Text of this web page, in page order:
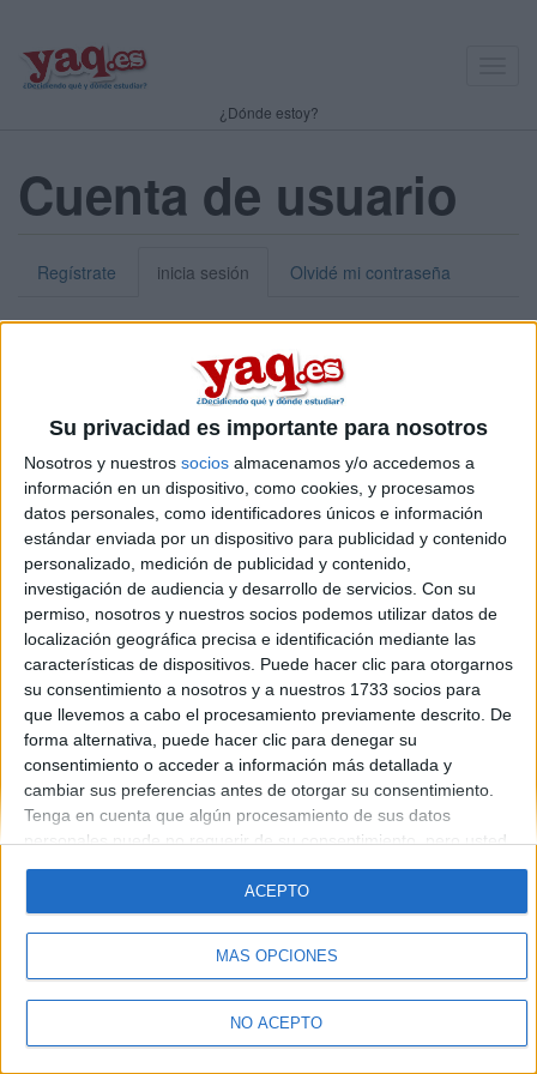
Su privacidad es importante para nosotros
Nosotros y nuestros socios almacenamos y/o accedemos a
información en un dispositivo, como cookies, y procesamos
datos personales, como identificadores únicos e información
estándar enviada por un dispositivo para publicidad y contenido
personalizado, medición de publicidad y contenido,
investigación de audiencia y desarrollo de servicios. Con su
permiso, nosotros y nuestros socios podemos utilizar datos de
localización geográfica precisa e identificación mediante las
características de dispositivos. Puede hacer clic para otorgarnos
su consentimiento a nosotros y a nuestros 1733 socios para
que llevemos a cabo el procesamiento previamente descrito. De
forma alternativa, puede hacer clic para denegar su
consentimiento o acceder a información más detallada y
cambiar sus preferencias antes de otorgar su consentimiento.
Tenga en cuenta que algún procesamiento de sus datos
personales puede no requerir de su consentimiento, pero usted
tiene el derecho de rechazar tal procesamiento. Sus
preferencias se aplicarán solo a este sitio web. Puede cambiar
sus preferencias o retirar su consentimiento en cualquier
momento volviendo a este sitio y haciendo clic en el botón
"Privacidad" en la parte inferior de la página web.
MÁS OPCIONES
NO ACEPTO
ACEPTO
¿Dónde estoy?
Cuenta de usuario
Regístrate inicia sesión Olvidé mi contraseña
Puedes iniciar sesión introduciendo tu nombre de usuario o tu
dirección de correo electrónico.
Contraseña:*
Introduce la contraseña que acompaña a tu nombre de usuario
Quiénes somos|Contactar |Anúnciate
Aviso legal|Politica de privacidad|Condiciones generales
de cookies
© 2003-2026Compás Mediterráneo S.L.- Diego de León 47 - 28006
Madrid [ESPAÑA] - Tel. +34 91 593 2767